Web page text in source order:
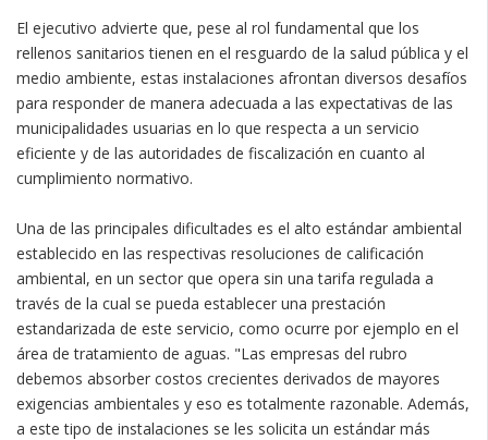
El ejecutivo advierte que, pese al rol fundamental que los
rellenos sanitarios tienen en el resguardo de la salud pública y el
medio ambiente, estas instalaciones afrontan diversos desafíos
para responder de manera adecuada a las expectativas de las
municipalidades usuarias en lo que respecta a un servicio
eficiente y de las autoridades de fiscalización en cuanto al
cumplimiento normativo.
Una de las principales dificultades es el alto estándar ambiental
establecido en las respectivas resoluciones de calificación
ambiental, en un sector que opera sin una tarifa regulada a
través de la cual se pueda establecer una prestación
estandarizada de este servicio, como ocurre por ejemplo en el
área de tratamiento de aguas. "Las empresas del rubro
debemos absorber costos crecientes derivados de mayores
exigencias ambientales y eso es totalmente razonable. Además,
a este tipo de instalaciones se les solicita un estándar más